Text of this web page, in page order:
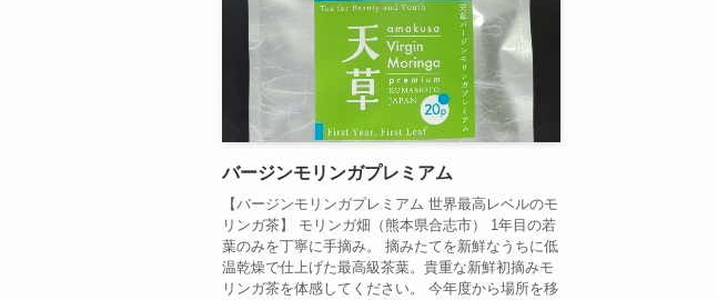
バージンモリンガプレミアム
【バージンモリンガプレミアム 世界最高レベルのモ
リンガ茶】 モリンガ畑（熊本県合志市） 1年目の若
葉のみを丁寧に手摘み。 摘みたてを新鮮なうちに低
温乾燥で仕上げた最高級茶葉。貴重な新鮮初摘みモ
リンガ茶を体感してください。 今年度から場所を移